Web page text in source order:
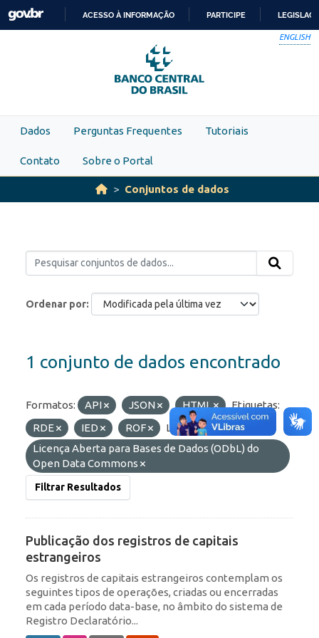
Skip to main content
PARA
O
CONTEÚDO
ACESSO À INFORMAÇÃO PARTICIPE
ENGLISH
Dados Perguntas Frequentes Tutoriais
Contato Sobre o Portal
Conjuntos de dados
Ordenar por
1 conjunto de dados encontrado
Formatos: API JSON HTML
Etiquetas:
RDE
IED ROF
Licenças:
Licença Aberta para Bases de Dados (ODbL) do
Open Data Commons
Filtrar Resultados
Publicação dos registros de capitais
estrangeiros
Os registros de capitais estrangeiros contemplam os
seguintes tipos de operações, criadas ou encerradas
em cada período data-base, no âmbito do sistema de
Registro Declaratório...